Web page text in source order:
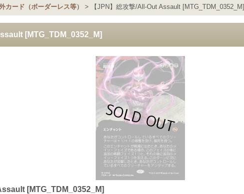
カード（ボーダーレス等） > 【JPN】総攻撃/All-Out Assault [MTG_TDM_0352_M]
[MTG_TDM_0352_M]
[MTG_TDM_0352_M]